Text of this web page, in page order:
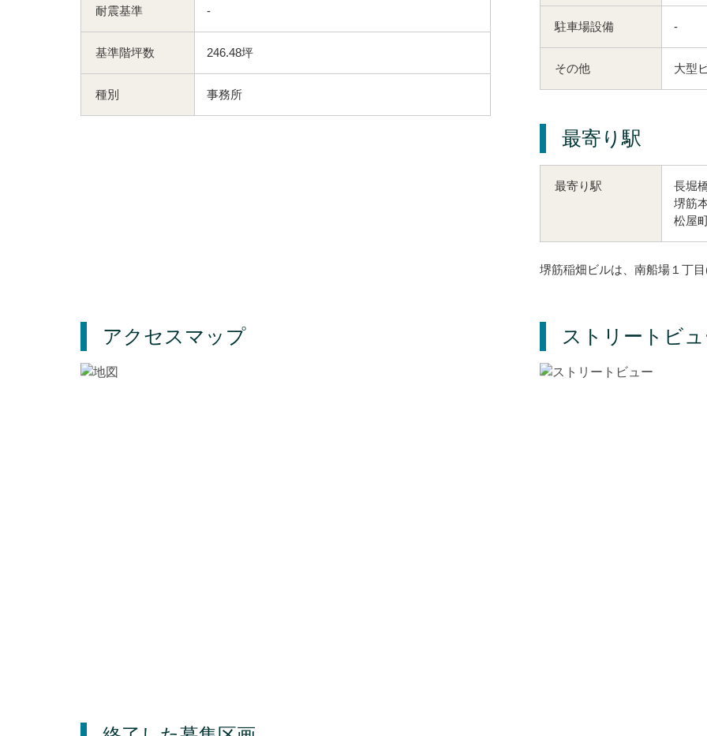
耐震基準 -
基準階坪数 246.48坪
種別 事務所
駐車場設備 -
その他 大型
最寄り駅
最寄り駅 長堀
堺筋
松屋
堺筋稲畑ビルは、南船場１丁
アクセスマップ ストリートビ